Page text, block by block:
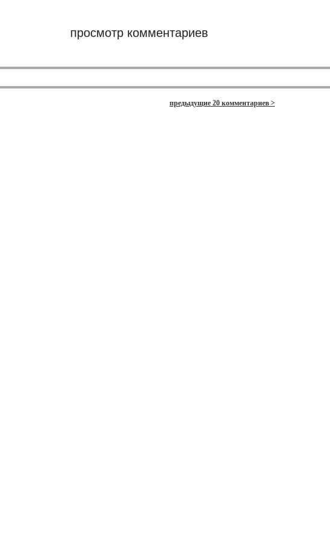
просмотр комментариев
предыдущие 20 комментариев >